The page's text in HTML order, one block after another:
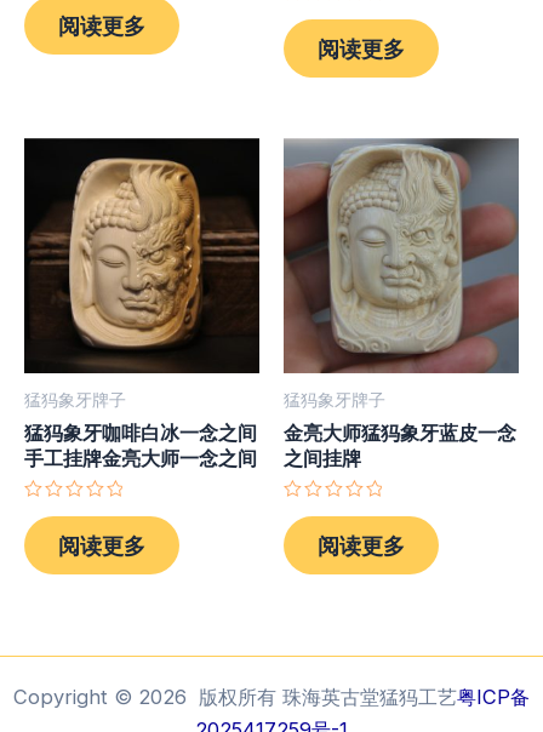
分
0
&sol;
阅读更多
分
0
&sol;
阅读更多
猛犸象牙牌子
猛犸象牙咖啡白冰一念之间
手工挂牌金亮大师一念之间
评
分
0
&sol;
阅读更多
猛犸象牙牌子
金亮大师猛犸象牙蓝皮一念
之间挂牌
评
分
0
&sol;
阅读更多
Copyright © 2026 版权所有 珠海英古堂猛犸工艺粤ICP备